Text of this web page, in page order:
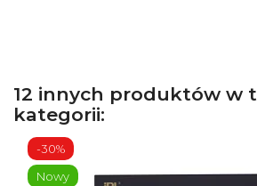
12 innych produktów w
kategorii:
-30%
Nowy